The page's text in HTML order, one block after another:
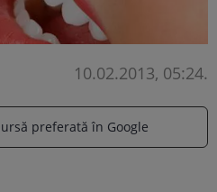
10.02.2013, 05:24.
preferată în Google